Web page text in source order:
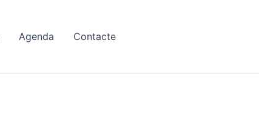
Agenda Contacte